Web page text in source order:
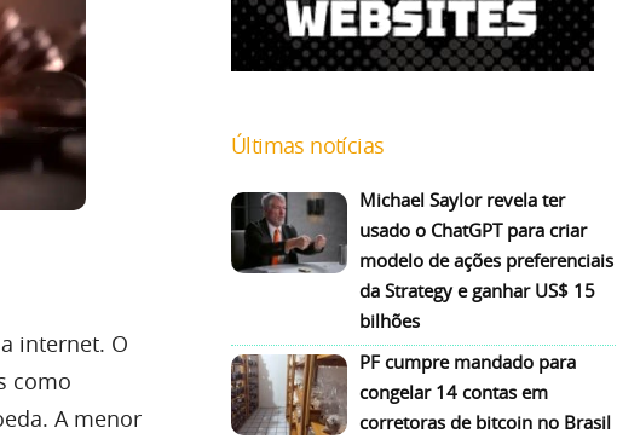
internet. O
como
A menor
Últimas notícias
Michael Saylor revela ter
usado o ChatGPT para criar
modelo de ações preferenciais
da Strategy e ganhar US$ 15
bilhões
PF cumpre mandado para
congelar 14 contas em
corretoras de bitcoin no Brasil